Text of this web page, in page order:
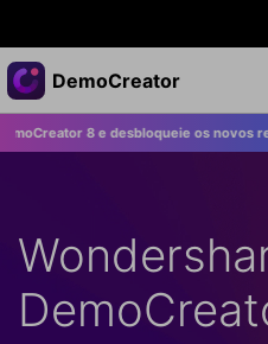
Produtos em destaque
Criatividade digital com IA
Utilitários
Negócios
Sala de imprensa
Loja
DemoCreator
Produtos
Recursos
Todos os recursos >
Recursos de IA
Dicas de IA
Soluções
DemoCreator para
Central de Ajuda
e desbloqueie os novos recursos de IA